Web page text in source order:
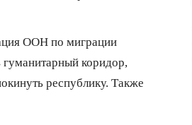
ООН по миграции
коридор,
республику. Также